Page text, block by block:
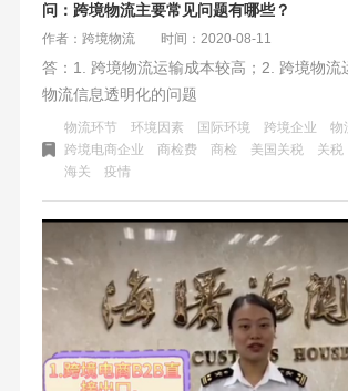
问：跨境物流主要常见问题有哪些？
作者：跨境物流 时间：2020-08-11
答：1. 跨境物流运输成本较高；2. 跨境物流
物流信息透明化的问题
物流环节 环境因素 国际环境 跨境企业
物
跨境电商企业
商检费 商检 美国关税 关税
海关
疫情